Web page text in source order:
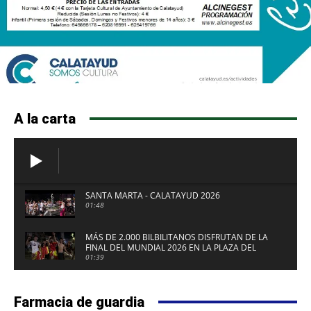
A la carta
SANTA MARTA - CALATAYUD 2026
01:48
MÁS DE 2.000 BILBILITANOS DISFRUTAN DE LA
FINAL DEL MUNDIAL 2026 EN LA PLAZA DEL
FUERTE DE CALATAYUD
01:39
Farmacia de guardia